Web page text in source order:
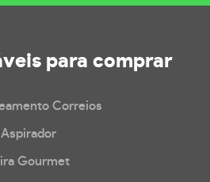
para comprar
Correios
Gourmet